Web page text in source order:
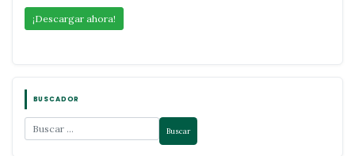
¡Descargar ahora!
BUSCADOR